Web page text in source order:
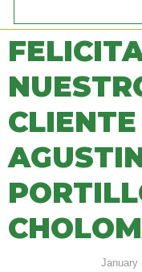
CLIENTE
January